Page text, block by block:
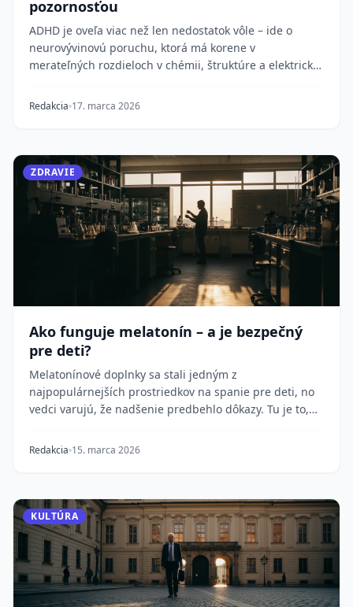
pozornosťou
ADHD je oveľa viac než len nedostatok vôle – ide o
neurovývinovú poruchu, ktorá má korene v
merateľných rozdieloch v chémii, štruktúre a elektrickej
Redakcia 17. marca 2026
ZDRAVIE
Ako funguje melatonín – a je bezpečný
pre deti?
Melatonínové doplnky sa stali jedným z
najpopulárnejších prostriedkov na spanie pre deti, no
vedci varujú, že nadšenie predbehlo dôkazy. Tu je to,
Redakcia 15. marca 2026
KULTÚRA